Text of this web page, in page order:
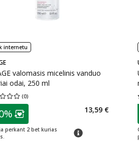
internetu
valomasis micelinis vanduo
odai, 250 ml
(0)
įvertinimas 0.00
Lojalumo klubo narių
perkant 2 bet kurias
patarimas
13,59 €